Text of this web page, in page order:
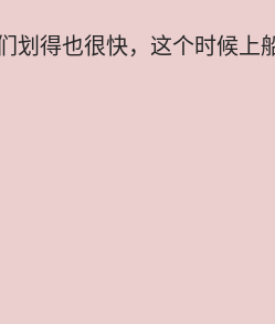
划得也很快，这个时候上